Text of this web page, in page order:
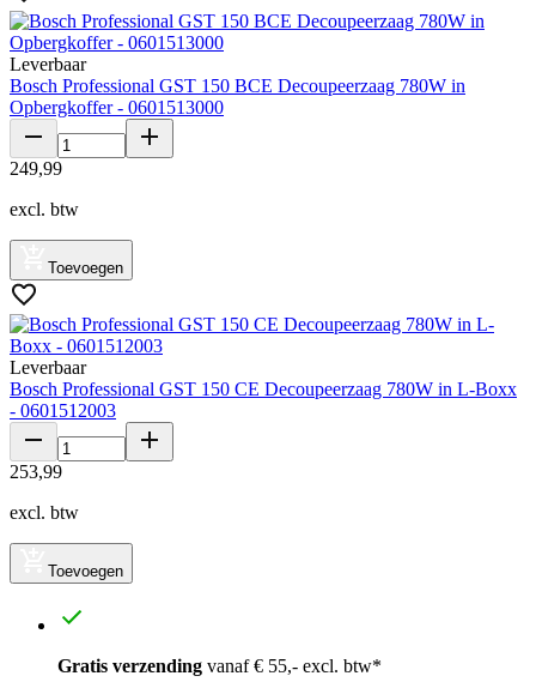
Leverbaar
Bosch Professional GST 150 BCE Decoupeerzaag 780W in
Opbergkoffer - 0601513000
249,99
excl. btw
Toevoegen
Leverbaar
Bosch Professional GST 150 CE Decoupeerzaag 780W in L-Boxx
- 0601512003
253,99
excl. btw
Toevoegen
Gratis verzending vanaf € 55,- excl. btw*